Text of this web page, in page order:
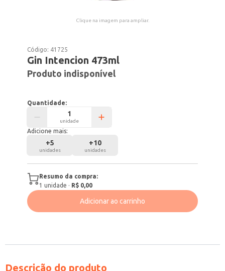
Clique na imagem para ampliar.
Código: 41725
Gin Intencion 473ml
Produto indisponível
Quantidade:
unidade
Adicione mais:
+5
unidades
+10
unidades
Resumo da compra:
1 unidade · R$ 0,00
Adicionar ao carrinho
Descrição do produto